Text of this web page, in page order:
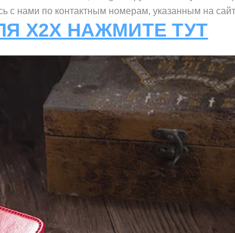
с нами по контактным номерам, указанным на
X2X НАЖМИТЕ ТУТ